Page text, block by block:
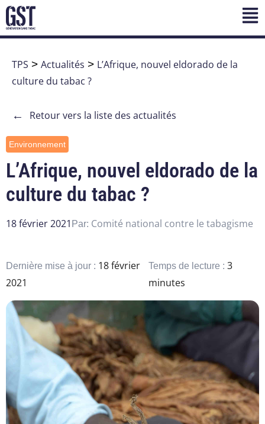
TPS > Actualités > L’Afrique, nouvel eldorado de la
culture du tabac ?
← Retour vers la liste des actualités
Environnement
L’Afrique, nouvel eldorado de la
culture du tabac ?
18 février 2021 Par: Comité national contre le tabagisme
Dernière mise à jour : 18 février
2021
Temps de lecture : 3
minutes